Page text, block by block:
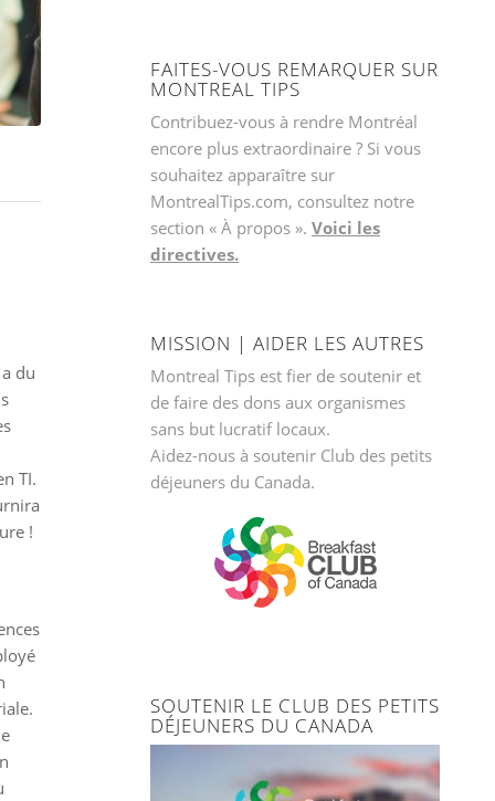
du
TI.
!
FAITES-VOUS REMARQUER SUR
MONTREAL TIPS
Contribuez-vous à rendre Montréal
encore plus extraordinaire ? Si vous
souhaitez apparaître sur
MontrealTips.com, consultez notre
section « À propos ». Voici les
directives.
MISSION | AIDER LES AUTRES
Montreal Tips est fier de soutenir et
de faire des dons aux organismes
sans but lucratif locaux.
Aidez-nous à soutenir Club des petits
déjeuners du Canada.
SOUTENIR LE CLUB DES PETITS
DÉJEUNERS DU CANADA